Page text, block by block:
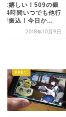
は嬉しい！509の銀
24時間いつでも他行
時振込！今日か...
2018年10月9日